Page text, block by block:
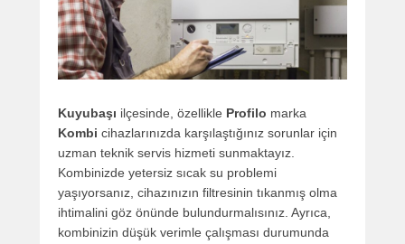
Kuyubaşı ilçesinde, özellikle Profilo marka
Kombi cihazlarınızda karşılaştığınız sorunlar için
uzman teknik servis hizmeti sunmaktayız.
Kombinizde yetersiz sıcak su problemi
yaşıyorsanız, cihazınızın filtresinin tıkanmış olma
ihtimalini göz önünde bulundurmalısınız. Ayrıca,
kombinizin düşük verimle çalışması durumunda